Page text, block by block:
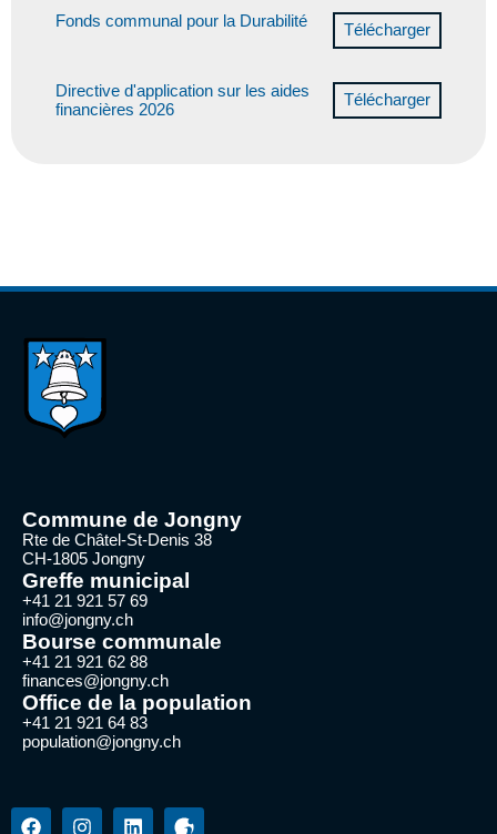
Fonds communal pour la Durabilité
Directive d'application sur les aides
financières 2026
Commune de Jongny
Rte de Châtel-St-Denis 38
CH-1805 Jongny
Greffe municipal
+41 21 921 57 69
info@jongny.ch
Bourse communale
+41 21 921 62 88
finances@jongny.ch
Office de la population
+41 21 921 64 83
population@jongny.ch
F
I
L